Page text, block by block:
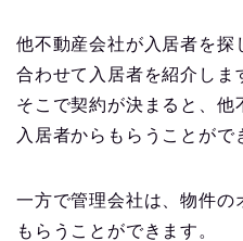
他不動産会社が入居者を探
合わせて入居者を紹介しま
そこで契約が決まると、他
入居者からもらうことがで
一方で管理会社は、物件の
もらうことができます。